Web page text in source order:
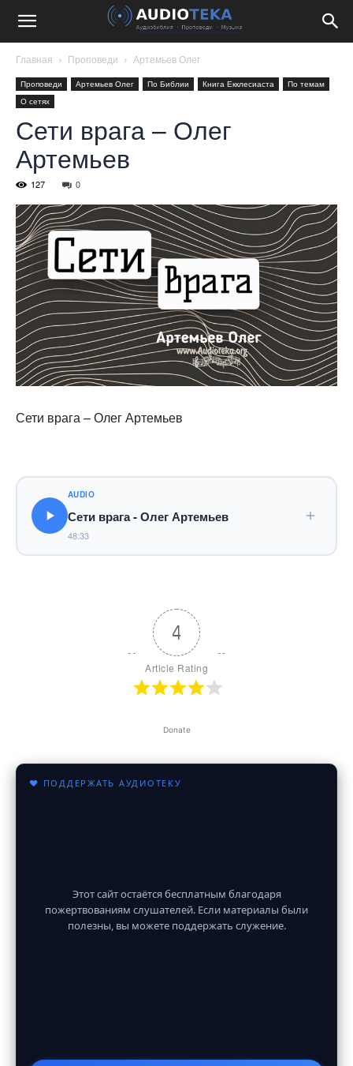
Главная Проповеди Артемьев Олег
Проповеди Артемьев Олег По Библии Книга Екклесиаста
По темам
О сетях
Сети врага – Олег
Артемьев
127 0
Сети врага – Олег Артемьев
AUDIO
Сети врага - Олег Артемьев
48:33
4
Article Rating
Donate
♥ ПОДДЕРЖАТЬ АУДИОТЕКУ
Этот сайт остаётся бесплатным благодаря
пожертвованиям слушателей. Если материалы были
полезны, вы можете поддержать служение.